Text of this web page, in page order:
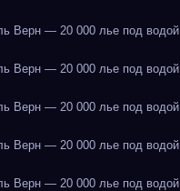
Верн — 20 000 лье под водой
Верн — 20 000 лье под водой
Верн — 20 000 лье под водой
Верн — 20 000 лье под водой
Верн — 20 000 лье под водой